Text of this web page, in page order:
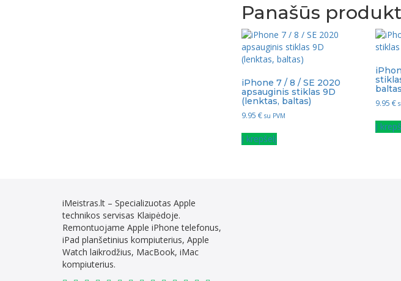
Panašūs
iPhone 7 / 8 / SE 2020
apsauginis stiklas 9D
(lenktas, baltas)
9.95 € su PVM
Į krepšelį
9.95 €
Į
iMeistras.lt – Specializuotas Apple
technikos servisas Klaipėdoje.
Remontuojame Apple iPhone telefonus,
iPad planšetinius kompiuterius, Apple
Watch laikrodžius, MacBook, iMac
kompiuterius.